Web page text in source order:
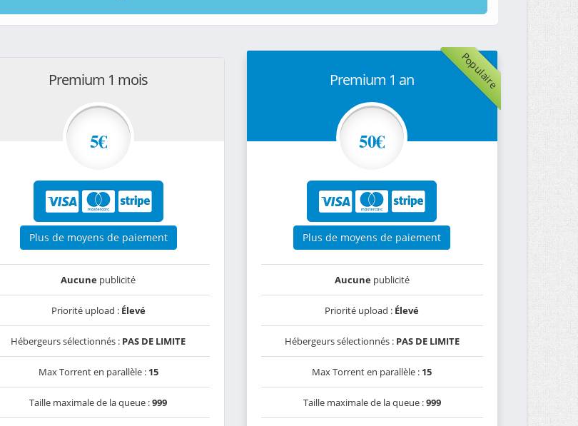
Premium 1 mois
5€
Plus de moyens de paiement
Aucune publicité
Priorité upload : Élevé
Hébergeurs sélectionnés : PAS DE LIMITE
Max Torrent en parallèle : 15
Taille maximale de la queue :999
Populaire
Premium 1 an
50€
Plus de moyens de paiement
Aucunepublicité
Priorité upload : Élevé
Hébergeurs sélectionnés : PAS DE LIMITE
Max Torrent en parallèle : 15
Taille maximale de la queue :999